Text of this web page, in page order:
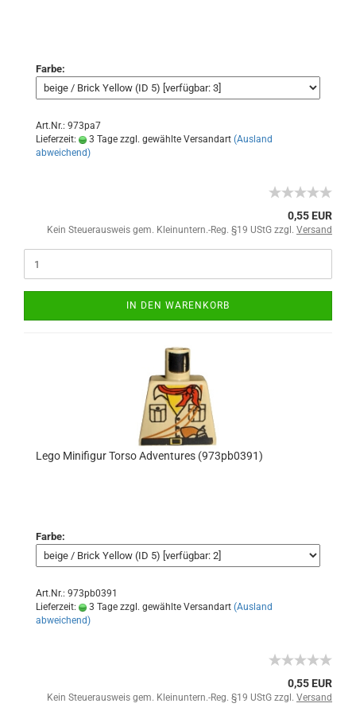
Farbe:
Art.Nr.: 973pa7
Lieferzeit:
3 Tage zzgl. gewählte Versandart (Ausland
abweichend)
0,55 EUR
Kein Steuerausweis gem. Kleinuntern.-Reg. §19 UStG zzgl. Versand
IN DEN WARENKORB
Lego Minifigur Torso Adventures (973pb0391)
Farbe:
Art.Nr.: 973pb0391
Lieferzeit:
3 Tage zzgl. gewählte Versandart (Ausland
abweichend)
0,55 EUR
Kein Steuerausweis gem. Kleinuntern.-Reg. §19 UStG zzgl. Versand